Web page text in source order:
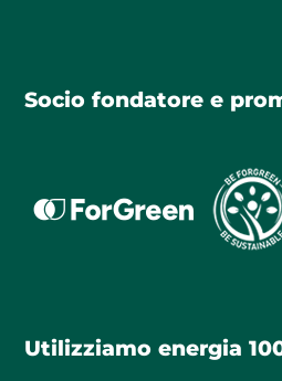
Socio fondatore e
Utilizziamo energia